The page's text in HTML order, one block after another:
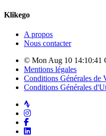
Klikego
A propos
Nous contacter
© Mon Aug 10 14:10:41
Mentions légales
Conditions Générales de
Conditions Générales
Strava
Instagram
Facebook
LinkedIn